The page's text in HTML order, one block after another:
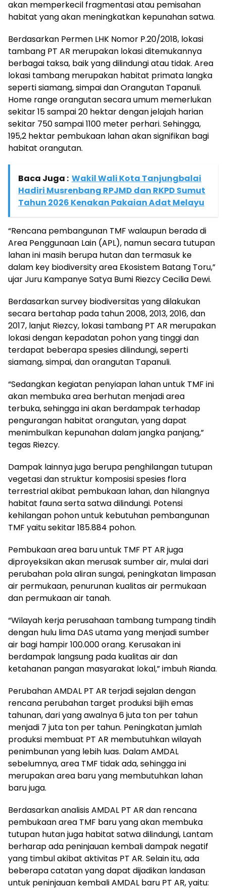
akan memperkecil fragmentasi atau pemisahan
habitat yang akan meningkatkan kepunahan satwa.
Berdasarkan Permen LHK Nomor P.20/2018, lokasi
tambang PT AR merupakan lokasi ditemukannya
berbagai taksa, baik yang dilindungi atau tidak. Area
lokasi tambang merupakan habitat primata langka
seperti siamang, simpai dan Orangutan Tapanuli.
Home range orangutan secara umum memerlukan
sekitar 15 sampai 20 hektar dengan jelajah harian
sekitar 750 sampai 1100 meter perhari. Sehingga,
195,2 hektar pembukaan lahan akan signifikan bagi
habitat orangutan.
Baca Juga : Wakil Wali Kota Tanjungbalai
Hadiri Musrenbang RPJMD dan RKPD Sumut
Tahun 2026 Kenakan Pakaian Adat Melayu
“Rencana pembangunan TMF walaupun berada di
Area Penggunaan Lain (APL), namun secara tutupan
lahan ini masih berupa hutan dan termasuk ke
dalam key biodiversity area Ekosistem Batang Toru,”
ujar Juru Kampanye Satya Bumi Riezcy Cecilia Dewi.
Berdasarkan survey biodiversitas yang dilakukan
secara bertahap pada tahun 2008, 2013, 2016, dan
2017, lanjut Riezcy, lokasi tambang PT AR merupakan
lokasi dengan kepadatan pohon yang tinggi dan
terdapat beberapa spesies dilindungi, seperti
siamang, simpai, dan orangutan Tapanuli.
“Sedangkan kegiatan penyiapan lahan untuk TMF ini
akan membuka area berhutan menjadi area
terbuka, sehingga ini akan berdampak terhadap
pengurangan habitat orangutan, yang dapat
menimbulkan kepunahan dalam jangka panjang,”
tegas Riezcy.
Dampak lainnya juga berupa penghilangan tutupan
vegetasi dan struktur komposisi spesies flora
terrestrial akibat pembukaan lahan, dan hilangnya
habitat fauna serta satwa dilindungi. Potensi
kehilangan pohon untuk kebutuhan pembangunan
TMF yaitu sekitar 185.884 pohon.
Pembukaan area baru untuk TMF PT AR juga
diproyeksikan akan merusak sumber air, mulai dari
perubahan pola aliran sungai, peningkatan limpasan
air permukaan, penurunan kualitas air permukaan
dan permukaan air tanah.
“Wilayah kerja perusahaan tambang tumpang tindih
dengan hulu lima DAS utama yang menjadi sumber
air bagi hampir 100.000 orang. Kerusakan ini
berdampak langsung pada kualitas air dan
ketahanan pangan masyarakat lokal,” imbuh Rianda.
Perubahan AMDAL PT AR terjadi sejalan dengan
rencana perubahan target produksi bijih emas
tahunan, dari yang awalnya 6 juta ton per tahun
menjadi 7 juta ton per tahun. Peningkatan jumlah
produksi membuat PT AR membutuhkan wilayah
penimbunan yang lebih luas. Dalam AMDAL
sebelumnya, area TMF tidak ada, sehingga ini
merupakan area baru yang membutuhkan lahan
baru juga.
Berdasarkan analisis AMDAL PT AR dan rencana
pembukaan area TMF baru yang akan membuka
tutupan hutan juga habitat satwa dilindungi, Lantam
berharap ada peninjauan kembali dampak negatif
yang timbul akibat aktivitas PT AR. Selain itu, ada
beberapa catatan yang dapat dijadikan landasan
untuk peninjauan kembali AMDAL baru PT AR, yaitu: